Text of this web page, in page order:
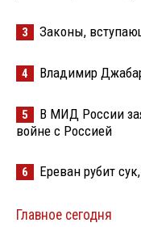
3 Законы,
4 Владимир
5
В МИД России
войне с Россией
6 Ереван рубит
Главное сегодня